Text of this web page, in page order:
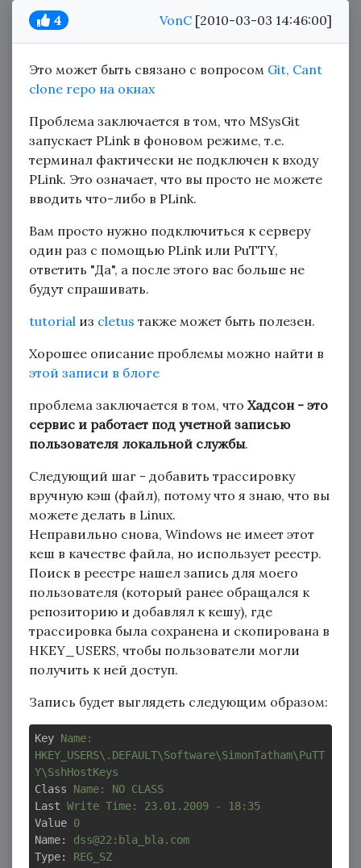
4 VonC [2010-03-03 14:46:00]
Это может быть связано с вопросом Git, Cant
clone repo на окнах
Проблема заключается в том, что MSysGit
запускает PLink в фоновом режиме, т.е.
терминал фактически не подключен к входу
PLink. Это означает, что вы просто не можете
вводить что-либо в PLink.
Вам просто нужно подключиться к серверу
один раз с помощью PLink или PuTTY,
ответить "Да", а после этого вас больше не
будут спрашивать.
tutorial из cletus также может быть полезен.
Хорошее описание проблемы можно найти в
этой записи в блоге
проблема заключается в том, что Хадсон - это
сервис и работает под учетной записью
пользователя локальной службы.
Следующий шаг - добавить трассировку
вручную кэш (файл), потому что я знаю, что вы
можете делать в Linux.
Неправильно снова, Windows не имеет этот
кеш в качестве файла, но использует реестр.
Поиск в реестре нашел запись для моего
пользователя (который ранее обращался к
репозиторию и добавлял к кешу), где
трассировка была сохранена и скопирована в
HKEY_USERS, чтобы пользователи могли
получить к ней доступ.
Запись будет выглядеть следующим образом:
Key Name:
HKEY_USERS\.DEFAULT\Software\SimonTatham\PuTT
Y\SshHostKeys
Class
Name: NO CLASS
Last Write Time: 23.01.2009 - 18:35
Value 0
Name: dss@22:bla_bla.com
Type: REG_SZ